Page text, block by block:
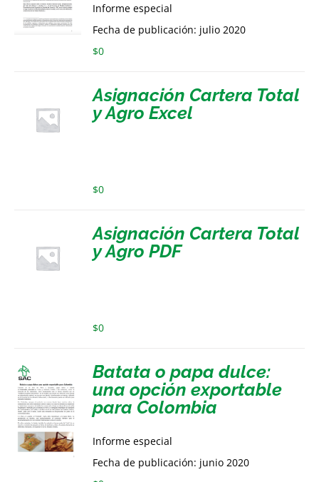
Informe especial
Fecha de publicación: julio 2020
$0
Asignación Cartera Total
y Agro Excel
$0
Asignación Cartera Total
y Agro PDF
$0
Batata o papa dulce:
una opción exportable
para Colombia
Informe especial
Fecha de publicación: junio 2020